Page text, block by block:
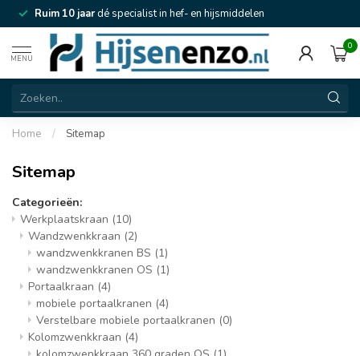
Ruim 10 jaardé specialist in hef- en hijsmiddelen
MENU
0
Home / Sitemap
Sitemap
Categorieën:
Werkplaatskraan (10)
Wandzwenkkraan (2)
wandzwenkkranen BS (1)
wandzwenkkranen OS (1)
Portaalkraan (4)
mobiele portaalkranen (4)
Verstelbare mobiele portaalkranen (0)
Kolomzwenkkraan (4)